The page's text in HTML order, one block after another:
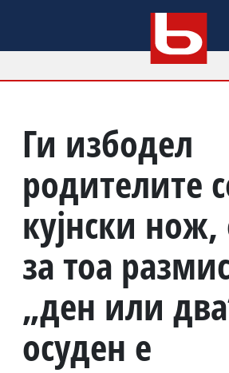
Ги избодел
родителите
кујнски нож,
за тоа
„ден или
осуден е